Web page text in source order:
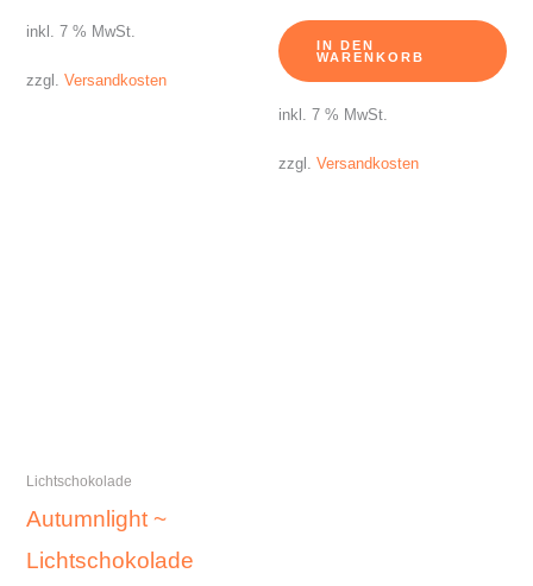
inkl. 7 % MwSt.
zzgl.Versandkosten
IN DEN
WARENKORB
inkl. 7 % MwSt.
zzgl. Versandkosten
Lichtschokolade
Autumnlight ~
Lichtschokolade